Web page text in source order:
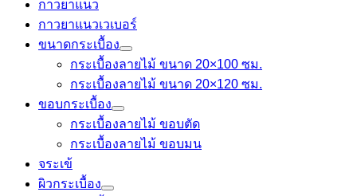
กาวยาแนว
กาวยาแนวเวเบอร์
ขนาดกระเบื้อง
กระเบื้องลายไม้ ขนาด 20×100 ซม.
กระเบื้องลายไม้ ขนาด 20×120 ซม.
ขอบกระเบื้อง
กระเบื้องลายไม้ ขอบตัด
กระเบื้องลายไม้ ขอบมน
จระเข้
ผิวกระเบื้อง